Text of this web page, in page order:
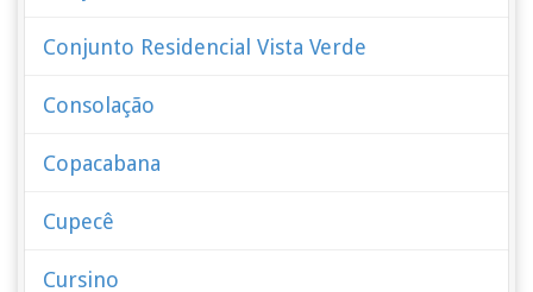
Conjunto Residencial Vista Verde
Consolação
Copacabana
Cupecê
Cursino